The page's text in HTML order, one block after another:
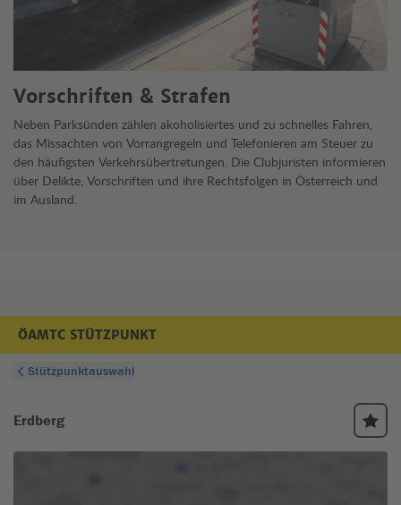
Vorschriften & Strafen
Neben Parksünden zählen akoholisiertes und zu schnelles Fahren,
das Missachten von Vorrangregeln und Telefonieren am Steuer zu
den häufigsten Verkehrsübertretungen. Die Clubjuristen informieren
über Delikte, Vorschriften und ihre Rechtsfolgen in Österreich und
im Ausland.
ÖAMTC STÜTZPUNKT